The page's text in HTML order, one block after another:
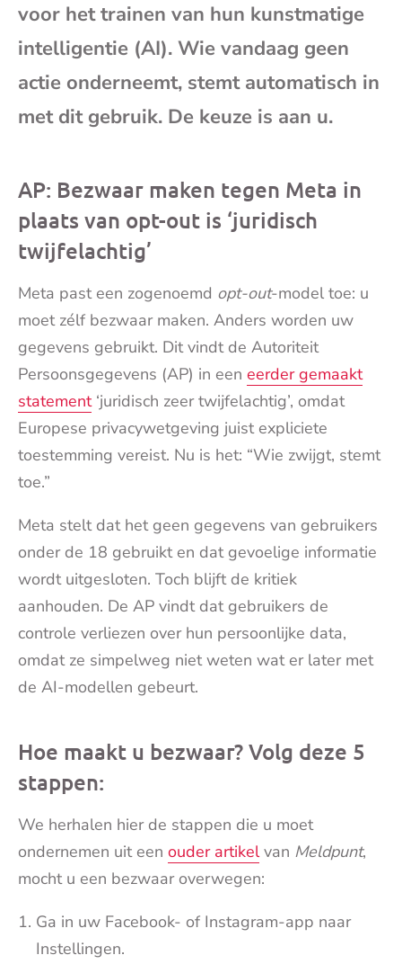
voor het trainen van hun kunstmatige
intelligentie (AI). Wie vandaag geen
actie onderneemt, stemt automatisch in
met dit gebruik. De keuze is aan u.
AP: Bezwaar maken tegen Meta in
plaats van opt-out is ‘juridisch
twijfelachtig’
Meta past een zogenoemd opt-out-model toe: u
moet zélf bezwaar maken. Anders worden uw
gegevens gebruikt. Dit vindt de Autoriteit
Persoonsgegevens (AP) in een eerder gemaakt
statement‘juridisch zeer twijfelachtig’, omdat
Europese privacywetgeving juist expliciete
toestemming vereist. Nu is het: “Wie zwijgt, stemt
toe.”
Meta stelt dat het geen gegevens van gebruikers
onder de 18 gebruikt en dat gevoelige informatie
wordt uitgesloten. Toch blijft de kritiek
aanhouden. De AP vindt dat gebruikers de
controle verliezen over hun persoonlijke data,
omdat ze simpelweg niet weten wat er later met
de AI-modellen gebeurt.
Hoe maakt u bezwaar? Volg deze 5
stappen:
We herhalen hier de stappen die u moet
ondernemen uit een ouder artikelvan Meldpunt,
mocht u een bezwaar overwegen:
Ga in uw Facebook- of Instagram-app naar
Instellingen.